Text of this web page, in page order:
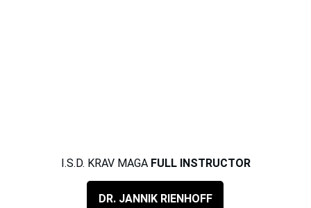
I.S.D. KRAV MAGA FULL INSTRUCTOR
DR. JANNIK RIENHOFF